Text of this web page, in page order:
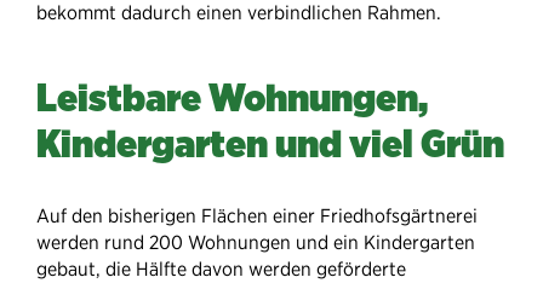
bekommt dadurch einen verbindlichen Rahmen.
Leistbare Wohnungen,
Kindergarten und viel Grün
Auf den bisherigen Flächen einer Friedhofsgärtnerei
werden rund 200 Wohnungen und ein Kindergarten
gebaut, die Hälfte davon werden geförderte